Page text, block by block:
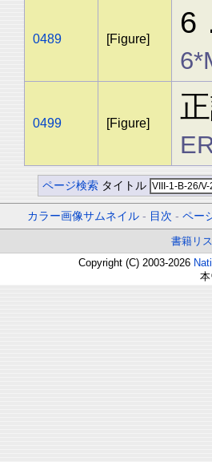
0489 [Figure] 6
0499 [Figure]
ページ検索 タイトル
カラー画像サムネイル - 目次 -ペー
書籍リ
Copyright (C) 2003-2026